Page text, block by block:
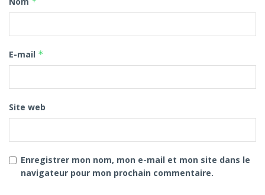
la Fibre Optique et ses Répercussions sur
Fibre Optique : Le Cameroun Bon Dernier du
Classement Mondial 2024
Orange Cameroun dénonce des coupures de
Fibre Optique : Camtel à la traîne malgré 117
E-mail *
Site web
Enregistrer mon nom, mon e-mail et mon site dans le
navigateur pour mon prochain commentaire.